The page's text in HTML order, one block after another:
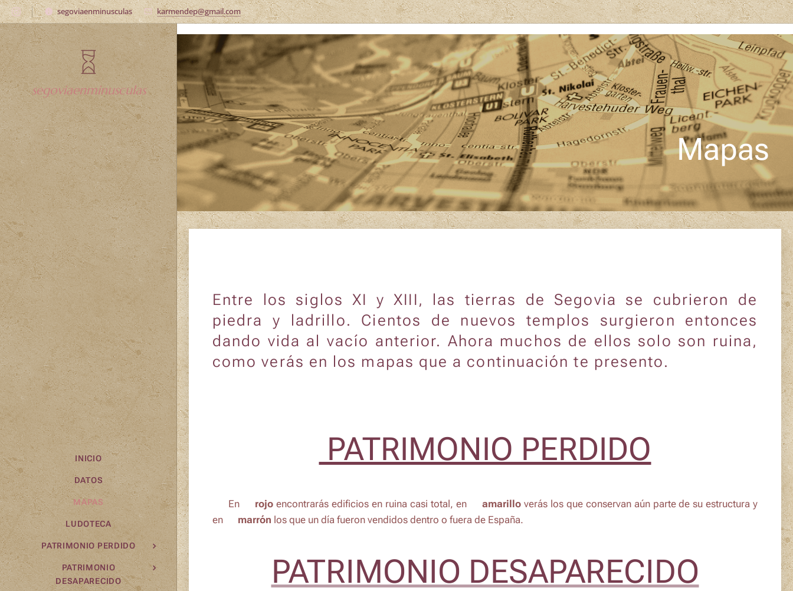
Patrimonio religioso perdido en la provincia de Segovia
segoviaenminusculas karmendep@gmail.com
segoviaenminusculas
INICIO
DATOS
MAPAS
LUDOTECA
PATRIMONIO PERDIDO
PATRIMONIO
DESAPARECIDO
Mapas
Entre los siglos XI y XIII, las tierras de Segovia se cubrieron de
piedra y ladrillo. Cientos de nuevos templos surgieron entonces
dando vida al vacío anterior. Ahora muchos de ellos solo son ruina,
como verás en los mapas que a continuación te presento.
PATRIMONIO PERDIDO
🗺️ En 🔴 rojo encontrarás edificios en ruina casi total, en 🟡amarilloverás los que conservan aún parte de su estructura y
en 🟤 marrón los que un día fueron vendidos dentro o fuera de España.
PATRIMONIO DESAPARECIDO